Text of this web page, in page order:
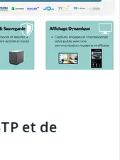
et de